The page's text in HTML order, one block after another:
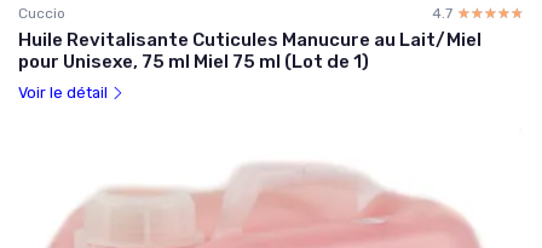
Cuccio 4.7 ☆☆☆☆☆
★★★★★
Huile Revitalisante Cuticules Manucure au Lait/Miel
pour Unisexe, 75 ml Miel 75 ml (Lot de 1)
Voir le détail